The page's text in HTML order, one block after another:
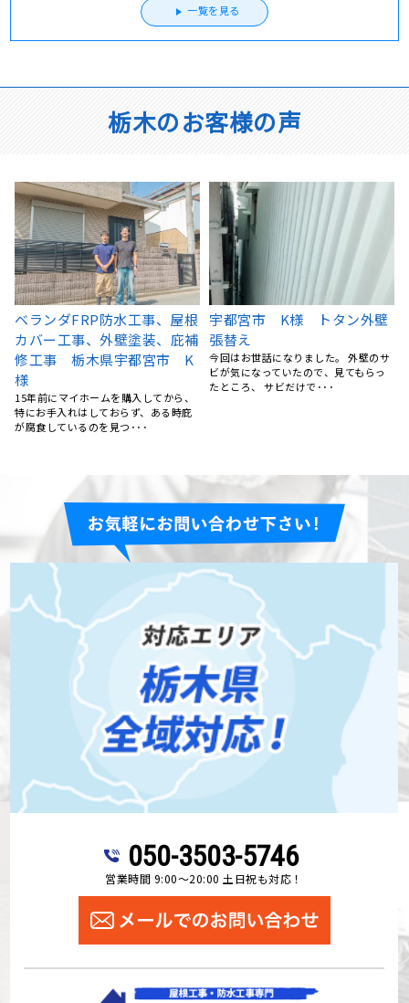
一覧を見る
栃木のお客様の声
屋根塗装、棟鈑金交換、外壁
塗装 栃木県宇都宮市 N様
5社くらい提案を聞きましたが、リフォ
ームの森さんが一番丁寧にご対応くだ
さいました。 職人さん･･･
バルコニー防水塗装 栃木県
宇都宮市 K様邸
バルコニーの塗装の剥がれや、水はけ
の悪さが気になるようになり、ネット
050-3503-5746
営業時間 9:00～20:00 土日祝も対応！